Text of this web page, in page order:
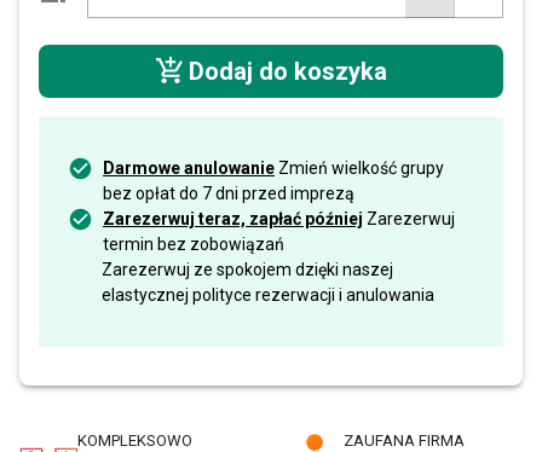
Dodaj do koszyka
Darmowe anulowanie Zmień wielkość grupy
bez opłat do 7 dni przed imprezą
Zarezerwuj teraz, zapłać później Zarezerwuj
termin bez zobowiązań
Zarezerwuj ze spokojem dzięki naszej
elastycznej polityce rezerwacji i anulowania
KOMPLEKSOWO
ZAUFANA FIRMA